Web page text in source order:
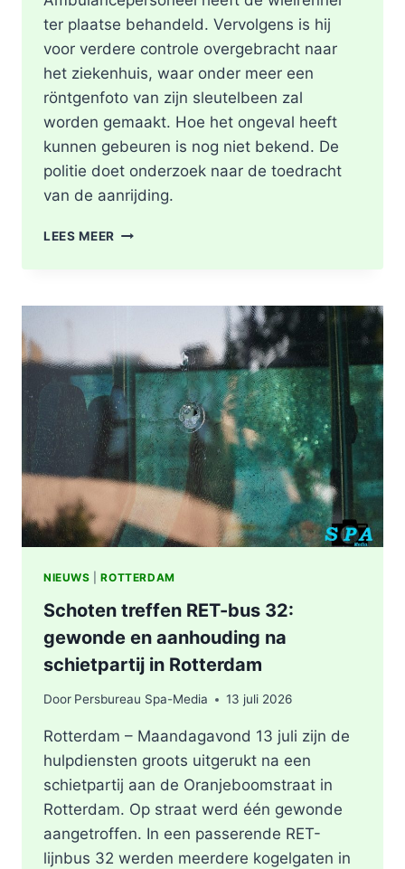
ter plaatse behandeld. Vervolgens is hij
voor verdere controle overgebracht naar
het ziekenhuis, waar onder meer een
röntgenfoto van zijn sleutelbeen zal
worden gemaakt. Hoe het ongeval heeft
kunnen gebeuren is nog niet bekend. De
politie doet onderzoek naar de toedracht
van de aanrijding.
LEES MEER GEWONDE
TWEE
IN
ROTTERDAM
NIEUWS |ROTTERDAM
Schoten treffen RET-bus 32:
gewonde en aanhouding na
schietpartij in Rotterdam
Door Persbureau Spa-Media 13 juli 2026
Rotterdam – Maandagavond 13 juli zijn de
hulpdiensten groots uitgerukt na een
schietpartij aan de Oranjeboomstraat in
Rotterdam. Op straat werd één gewonde
aangetroffen. In een passerende RET-
lijnbus 32 werden meerdere kogelgaten in